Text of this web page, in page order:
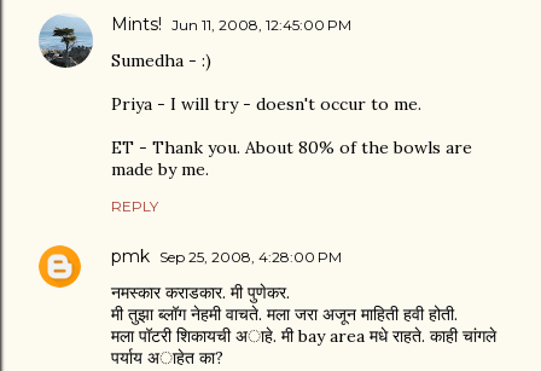
Mints! Jun 11, 2008, 12:45:00 PM
Sumedha - :)
Priya - I will try - doesn't occur to me.
ET - Thank you. About 80% of the bowls are
made by me.
REPLY
pmk Sep 25, 2008, 4:28:00 PM
नमस्कार कराडकार. मी पुणेकर.
मी तुझा ब्लॉग नेहमी वाचते. मला जरा अजून माहिती हवी होती.
मला पॉटरी शिकायची अाहे. मी bay area मधे राहते. काही चांगले
पर्याय अाहेत का?